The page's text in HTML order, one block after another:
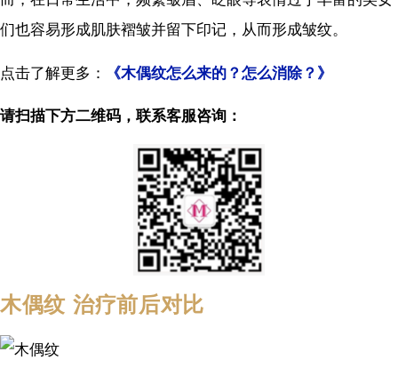
们也容易形成肌肤褶皱并留下印记，从而形成皱纹。
点击了解更多： 《木偶纹怎么来的？怎么消除？》
请扫描下方二维码，联系客服咨询：
木偶纹 治疗前后对比